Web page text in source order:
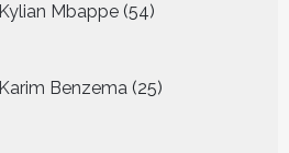
Kylian Mbappe 54
producten
Karim Benzema 25
producten